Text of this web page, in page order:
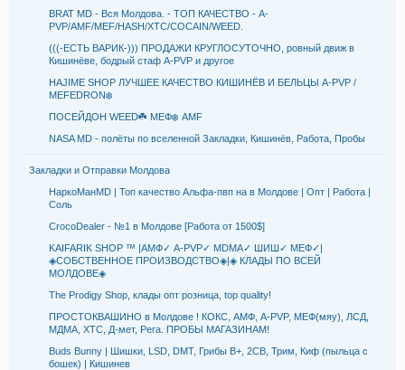
BRAT MD - Вся Молдова. - ТОП КАЧЕСТВО - A-
PVP/AMF/MEF/HASH/XTC/COCAIN/WEED.
(((-ЕСТЬ ВАРИК-))) ПРОДАЖИ КРУГЛОСУТОЧНО, ровный движ в
Кишинёве, бодрый стаф A-PVP и другое
HAJIME SHOP ЛУЧШЕЕ КАЧЕСТВО КИШИНЁВ И БЕЛЬЦЫ A-PVP /
MEFEDRON❄️
ПОСЕЙДОН WEED☘️ MEФ❄️ AMF
NASA MD - полёты по вселенной Закладки, Кишинёв, Работа, Пробы
Закладки и Отправки Молдова
НаркоМанMD | Топ качество Альфа-пвп на в Молдове | Опт | Работа |
Соль
CrocoDealer - №1 в Молдове [Работа от 1500$]
KAIFARIK SHOP ™ |АМФ✓ A-PVP✓ MDMA✓ ШИШ✓ МЕФ✓|
◈СОБСТВЕННОЕ ПРОИЗВОДСТВО◈|◈ КЛАДЫ ПО ВСЕЙ
МОЛДОВЕ◈
The Prodigy Shop, клады опт розница, top quality!
ПРОСТОКВАШИНО в Молдове ! КОКС, АМФ, A-PVP, МЕФ(мяу), ЛСД,
МДМА, XTC, Д-мет, Рега. ПРОБЫ МАГАЗИНАМ!
Buds Bunny | Шишки, LSD, DMT, Грибы B+, 2СB, Трим, Киф (пыльца с
бошек) | Кишинев